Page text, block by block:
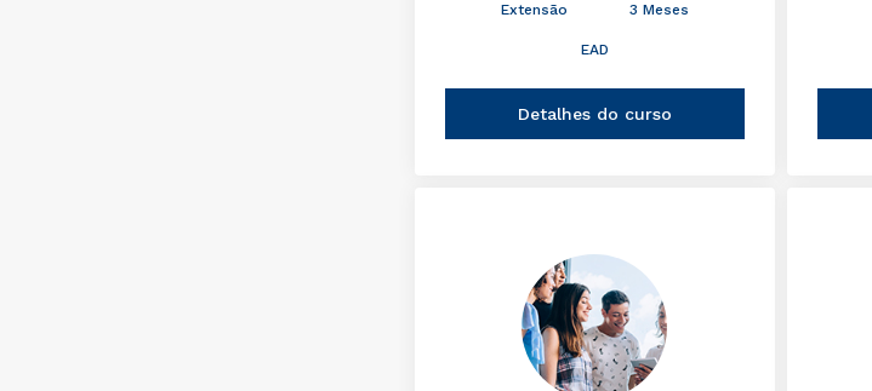
Extensão
3 Meses
EAD
Detalhes do curso